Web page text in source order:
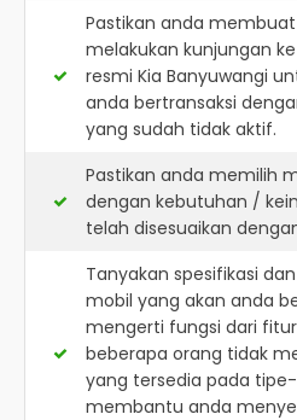
Pastikan anda
melakukan kunjungan
resmi Kia Banyuwangi
anda bertransaksi
yang sudah tidak aktif.
Pastikan anda memilih
dengan kebutuhan /
telah disesuaikan
Tanyakan spesifikasi
mobil yang akan anda
mengerti fungsi dari
beberapa orang tidak
yang tersedia pada
membantu anda